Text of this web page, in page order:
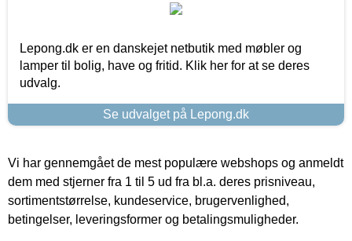
Lepong.dk er en danskejet netbutik med møbler og
lamper til bolig, have og fritid. Klik her for at se deres
udvalg.
Se udvalget på Lepong.dk
Vi har gennemgået de mest populære webshops og anmeldt
dem med stjerner fra 1 til 5 ud fra bl.a. deres prisniveau,
sortimentstørrelse, kundeservice, brugervenlighed,
betingelser, leveringsformer og betalingsmuligheder.